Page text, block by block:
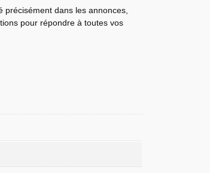
précisément dans les annonces,
pour répondre à toutes vos